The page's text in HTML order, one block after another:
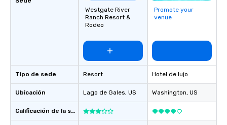
Tipo de sede
Ubicación
Calificación de la sede
Westgate River
Ranch Resort &
Rodeo
Resort
Lago de Gales, US
Promote your
venue
Hotel de lujo
Washington, US